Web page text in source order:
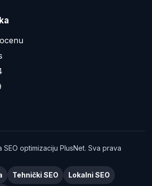
SEO optimizaciju PlusNet. Sva prava
Tehnički SEO Lokalni SEO